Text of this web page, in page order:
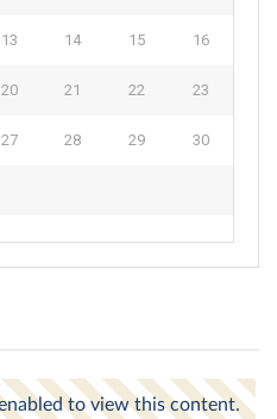
13 14 15 16
20 21 22 23
27 28 29 30